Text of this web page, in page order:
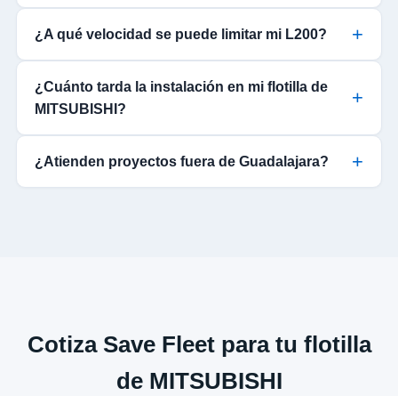
¿A qué velocidad se puede limitar mi L200?
¿Cuánto tarda la instalación en mi flotilla de
MITSUBISHI?
¿Atienden proyectos fuera de Guadalajara?
Cotiza Save Fleet para tu flotilla
de MITSUBISHI